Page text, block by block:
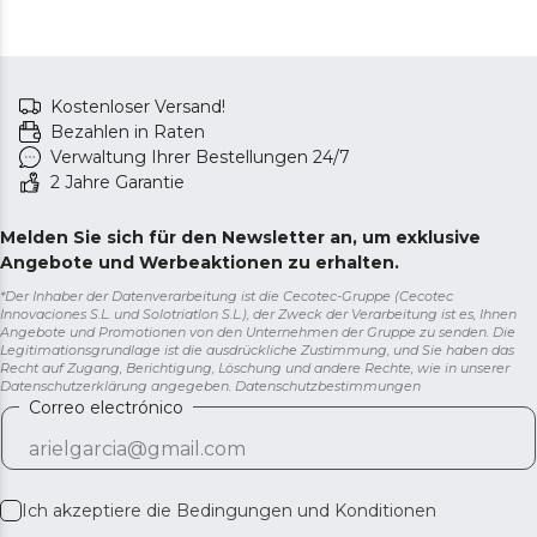
Kostenloser Versand!
Bezahlen in Raten
Verwaltung Ihrer Bestellungen 24/7
2 Jahre Garantie
Melden Sie sich für den Newsletter an, um exklusive
Angebote und Werbeaktionen zu erhalten.
*Der Inhaber der Datenverarbeitung ist die Cecotec-Gruppe (Cecotec
Innovaciones S.L. und Solotriatlon S.L.), der Zweck der Verarbeitung ist es, Ihnen
Angebote und Promotionen von den Unternehmen der Gruppe zu senden. Die
Legitimationsgrundlage ist die ausdrückliche Zustimmung, und Sie haben das
Recht auf Zugang, Berichtigung, Löschung und andere Rechte, wie in unserer
Datenschutzerklärung angegeben. Datenschutzbestimmungen
Correo electrónico
Ich akzeptiere die Bedingungen und Konditionen